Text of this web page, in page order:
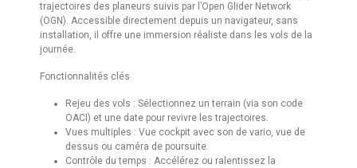
trajectoires des planeurs suivis par l’Open Glider Network
(OGN). Accessible directement depuis un navigateur, sans
installation, il offre une immersion réaliste dans les vols de la
journée.
Fonctionnalités clés
Rejeu des vols : Sélectionnez un terrain (via son code
OACI) et une date pour revivre les trajectoires.
Vues multiples : Vue cockpit avec son de vario, vue de
dessus ou caméra de poursuite.
Contrôle du temps : Accélérez ou ralentissez la